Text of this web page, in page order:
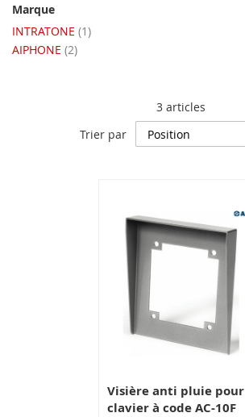
3articles
Trier par
Visière anti pluie pour
clavier à code AC-10F
Marque
INTRATONE 1article
AIPHONE 2articles